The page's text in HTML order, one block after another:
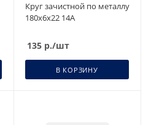
Круг зачистной по металлу
180х6х22 14А
135р./шт
В КОРЗИНУ